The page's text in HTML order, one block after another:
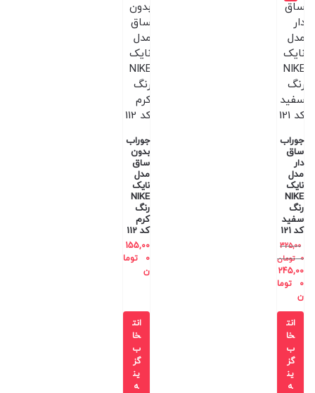
جوراب
ساق
دار
مدل
نایک
NIKE
رنگ
سفید
کد 121
325,00
0 تومان
245,00
0
توما
ن
انت
خا
ب
گز
ین
ه
جوراب
بدون
ساق
مدل
نایک
NIKE
رنگ
کرم
کد 112
155,00
0
توما
ن
انت
خا
ب
گز
ین
ه